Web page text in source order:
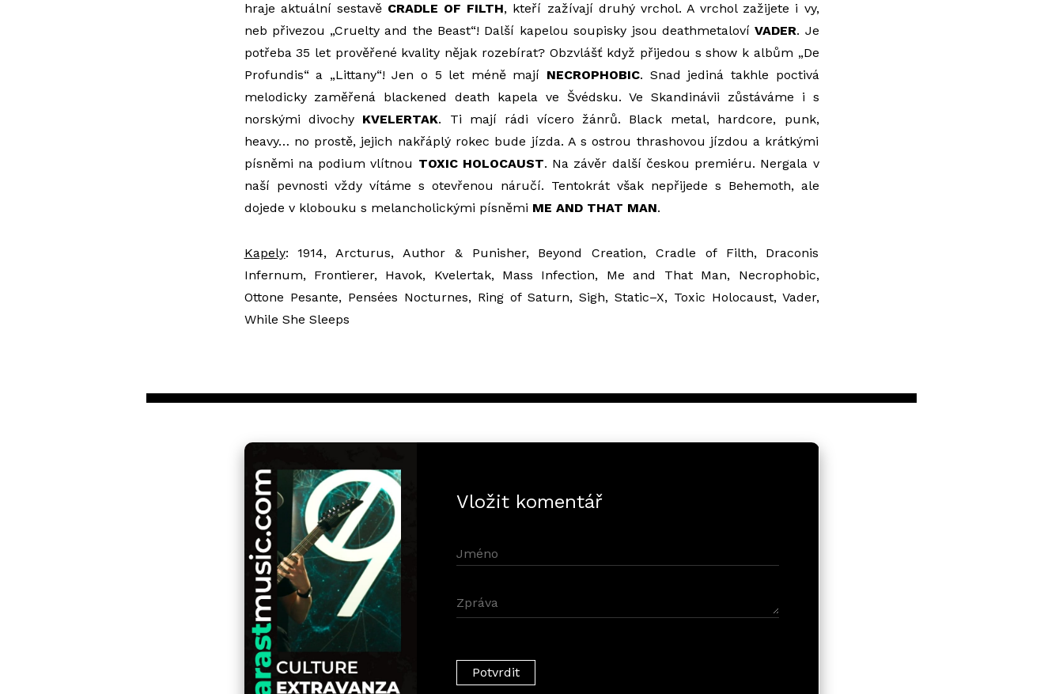
hraje aktuální sestavě CRADLE OF FILTH, kteří zažívají druhý vrchol. A vrchol zažijete i vy,
neb přivezou „Cruelty and the Beast“! Další kapelou soupisky jsou deathmetalovíVADER. Je
potřeba 35 let prověřené kvality nějak rozebírat? Obzvlášť když přijedou s show k albům „De
Profundis“ a „Littany“! Jen o 5 let méně mají NECROPHOBIC. Snad jediná takhle poctivá
melodicky zaměřená blackened death kapela ve Švédsku. Ve Skandinávii zůstáváme i s
norskými divochy KVELERTAK. Ti mají rádi vícero žánrů. Black metal, hardcore, punk,
heavy… no prostě, jejich nakřáplý rokec bude jízda. A s ostrou thrashovou jízdou a krátkými
písněmi na podium vlítnou TOXIC HOLOCAUST. Na závěr další českou premiéru. Nergala v
naší pevnosti vždy vítáme s otevřenou náručí. Tentokrát však nepřijede s Behemoth, ale
dojede v klobouku s melancholickými písněmi ME AND THAT MAN.
Kapely: 1914, Arcturus, Author & Punisher, Beyond Creation, Cradle of Filth, Draconis
Infernum, Frontierer, Havok, Kvelertak, Mass Infection, Me and That Man, Necrophobic,
Ottone Pesante, Pensées Nocturnes, Ring of Saturn, Sigh, Static–X, Toxic Holocaust, Vader,
While She Sleeps
Vložit komentář